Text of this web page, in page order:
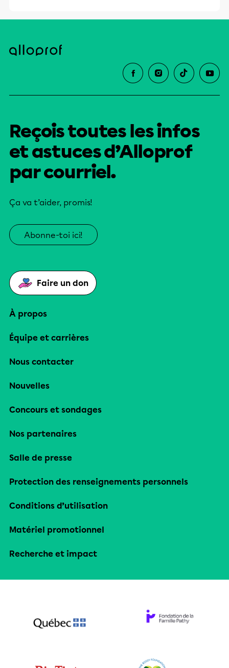
Reçois toutes les infos
et astuces d’Alloprof
par courriel.
Ça va t’aider, promis!
Abonne-toi ici!
Faire un don
À propos
Équipe et carrières
Nous contacter
Nouvelles
Concours et sondages
Nos partenaires
Salle de presse
Protection des renseignements personnels
Conditions d’utilisation
Matériel promotionnel
Recherche et impact